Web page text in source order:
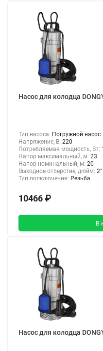
Насос для колодца
Тип насоса: Погружной насос
Напряжение, В: 220
Потребляемая мощность, Вт:
Напор максимальный, м: 23
Напор номинальный, м: 20
Выходное отверстие, дюйм: 2"
Тип подключения: Резьба
10466 ₽
В
Насос для колодца